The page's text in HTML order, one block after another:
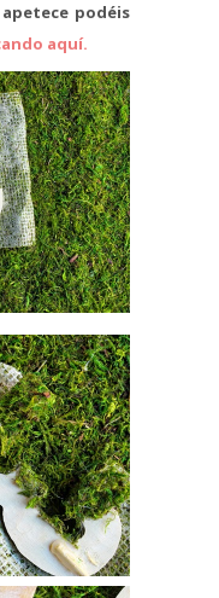
apetece podéis
aquí.